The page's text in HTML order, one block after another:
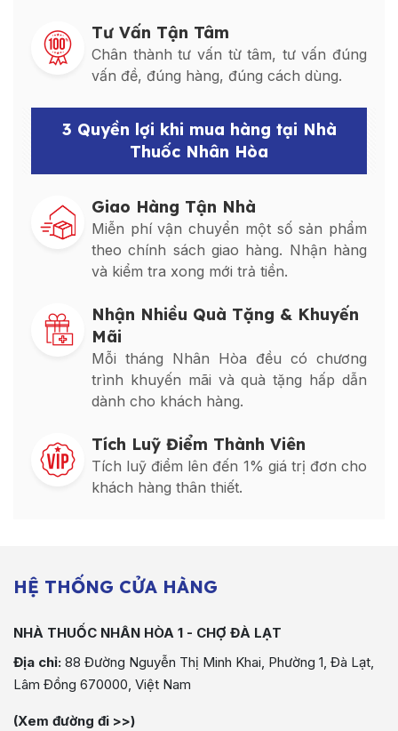
Tư Vấn Tận Tâm
Chân thành tư vấn từ tâm, tư vấn đúng
vấn đề, đúng hàng, đúng cách dùng.
3 Quyền lợi khi mua hàng tại Nhà
Thuốc Nhân Hòa
Giao Hàng Tận Nhà
Miễn phí vận chuyển một số sản phẩm
theo chính sách giao hàng. Nhận hàng
và kiểm tra xong mới trả tiền.
Nhận Nhiều Quà Tặng & Khuyến
Mãi
Mỗi tháng Nhân Hòa đều có chương
trình khuyến mãi và quà tặng hấp dẫn
dành cho khách hàng.
Tích Luỹ Điểm Thành Viên
Tích luỹ điểm lên đến 1% giá trị đơn cho
khách hàng thân thiết.
HỆ THỐNG CỬA HÀNG
NHÀ THUỐC NHÂN HÒA 1 - CHỢ ĐÀ LẠT
Địa chỉ: 88 Đường Nguyễn Thị Minh Khai, Phường 1, Đà Lạt,
Lâm Đồng 670000, Việt Nam
(Xem đường đi >>)